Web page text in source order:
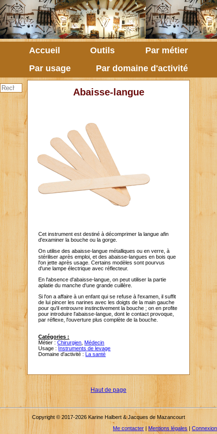
Accueil Outils
Par métier
Par usage
Par domaine d'activité
Abaisse-langue
Cet instrument est destiné à décomprimer la langue afin
d'examiner la bouche ou la gorge.
On utilise des abaisse-langue métalliques ou en verre, à
stériliser après emploi, et des abaisse-langues en bois que
l'on jette après usage. Certains modèles sont pourvus
d'une lampe électrique avec réflecteur.
En l'absence d'abaisse-langue, on peut utiliser la partie
aplatie du manche d'une grande cuillère.
Si l'on a affaire à un enfant qui se refuse à l'examen, il suffit
de lui pincer les narines avec les doigts de la main gauche
pour qu'il entrouvre instinctivement la bouche ; on en profite
pour introduire l'abaisse-langue, dont le contact provoque,
par réflexe, l'ouverture plus complète de la bouche.
Catégories :
Métier :Chirurgien ,Médecin
Usage : Instruments de levage
Domaine d'activité :La santé
Haut de page
Copyright © 2017-2026 Karine Halbert & Jacques de Mazancourt
Me contacter | Mentions légales |Connexion